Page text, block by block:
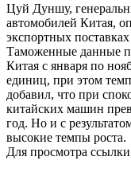
Цуй Дуншу,
автомобилей Китая,
экспортных
Таможенные данные
Китая с января по
единиц, при этом
добавил, что при
китайских машин
год. Но и с
высокие темпы роста.
Для просмотра ссылки